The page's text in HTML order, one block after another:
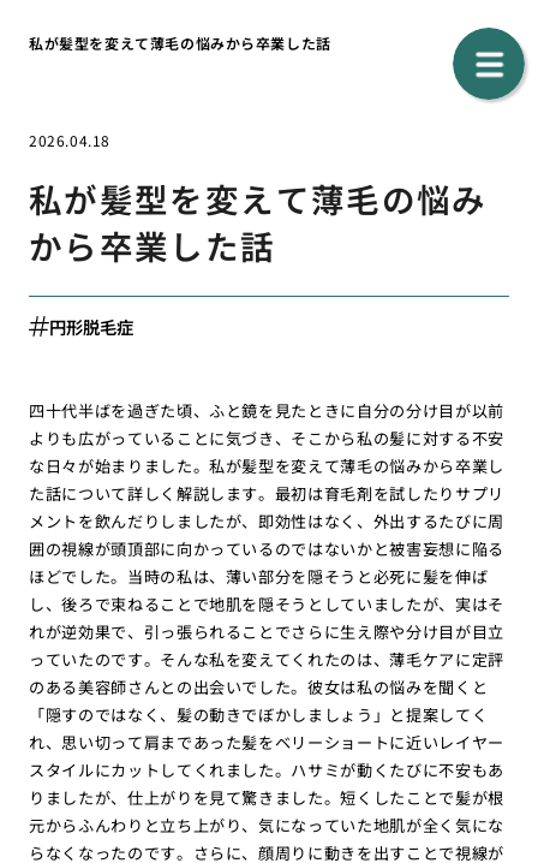
私が髪型を変えて薄毛の悩みから卒業した話
2026.04.18
私が髪型を変えて薄毛の悩み
から卒業した話
円形脱毛症
四十代半ばを過ぎた頃、ふと鏡を見たときに自分の分け目が以前
よりも広がっていることに気づき、そこから私の髪に対する不安
な日々が始まりました。私が髪型を変えて薄毛の悩みから卒業し
た話について詳しく解説します。最初は育毛剤を試したりサプリ
メントを飲んだりしましたが、即効性はなく、外出するたびに周
囲の視線が頭頂部に向かっているのではないかと被害妄想に陥る
ほどでした。当時の私は、薄い部分を隠そうと必死に髪を伸ば
し、後ろで束ねることで地肌を隠そうとしていましたが、実はそ
れが逆効果で、引っ張られることでさらに生え際や分け目が目立
っていたのです。そんな私を変えてくれたのは、薄毛ケアに定評
のある美容師さんとの出会いでした。彼女は私の悩みを聞くと
「隠すのではなく、髪の動きでぼかしましょう」と提案してく
れ、思い切って肩まであった髪をベリーショートに近いレイヤー
スタイルにカットしてくれました。ハサミが動くたびに不安もあ
りましたが、仕上がりを見て驚きました。短くしたことで髪が根
元からふんわりと立ち上がり、気になっていた地肌が全く気にな
らなくなったのです。さらに、顔周りに動きを出すことで視線が